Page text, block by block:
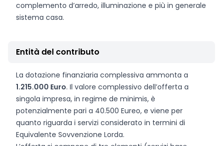
complemento d’arredo, illuminazione e più in generale
sistema casa.
Entità del contributo
La dotazione finanziaria complessiva ammonta a
1.215.000 Euro. Il valore complessivo dell’offerta a
singola impresa, in regime de minimis, è
potenzialmente pari a 40.500 Eureo, e viene per
quanto riguarda i servizi considerato in termini di
Equivalente Sovvenzione Lorda.